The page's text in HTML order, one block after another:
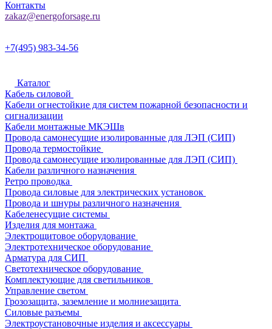
Контакты
zakaz@energoforsage.ru
+7(495) 983-34-56
Каталог
Кабель силовой
Кабели огнестойкие для систем пожарной безопасности и
сигнализации
Кабели монтажные МКЭШв
Провода самонесущие изолированные для ЛЭП (СИП)
Провода термостойкие
Провода самонесущие изолированные для ЛЭП (СИП)
Кабели различного назначения
Ретро проводка
Провода силовые для электрических установок
Провода и шнуры различного назначения
Кабеленесущие системы
Изделия для монтажа
Электрощитовое оборудование
Электротехническое оборудование
Арматура для СИП
Светотехническое оборудование
Комплектующие для светильников
Управление светом
Грозозащита, заземление и молниезащита
Силовые разъемы
Электроустановочные изделия и аксессуары